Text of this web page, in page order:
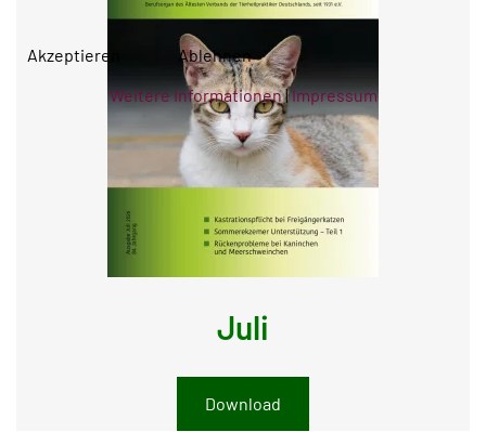
Juli
Download
Akzeptieren
Ablehnen
Weitere Informationen|Impressum